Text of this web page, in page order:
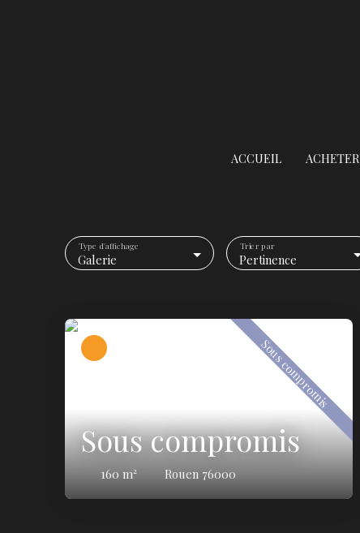
ACCUEIL ACHETER
Galerie
Type d'affichage
Pertinence
Trier par
Sous compromis
160 m² Rouen 76000
Sous compromis